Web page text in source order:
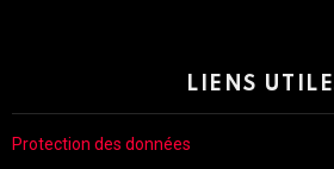
LIENS
Protection des données